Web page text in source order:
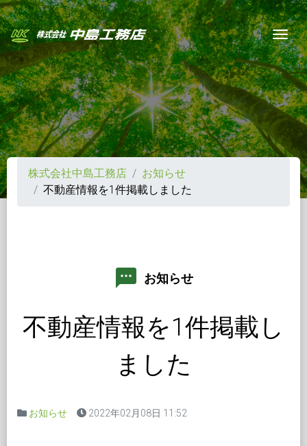
株式会社中島工務店
お知らせ
不動産情報を1件掲載しました
textsms お知らせ
不動産情報を1件掲載し
ました
お知らせ 2022年02月08日 11:52